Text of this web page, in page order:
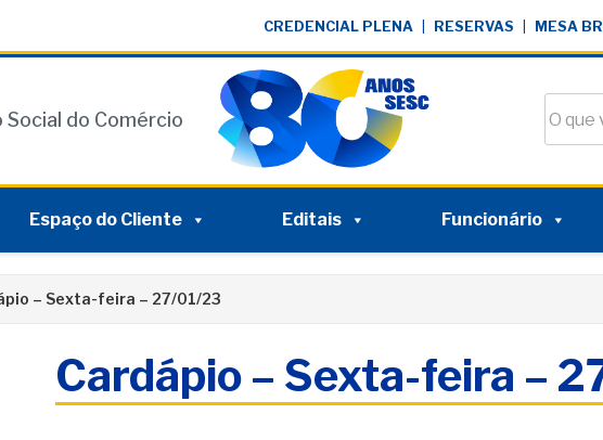
CREDENCIAL PLENA RESERVAS MESA
Social do Comércio
Espaço do Cliente Editais Funcionário
– Sexta-feira – 27/01/23
Cardápio – Sexta-feira –